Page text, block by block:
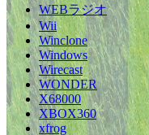
WEBラジオ
Wii
Winclone
Windows
Wirecast
WONDER
X68000
XBOX360
xfrog